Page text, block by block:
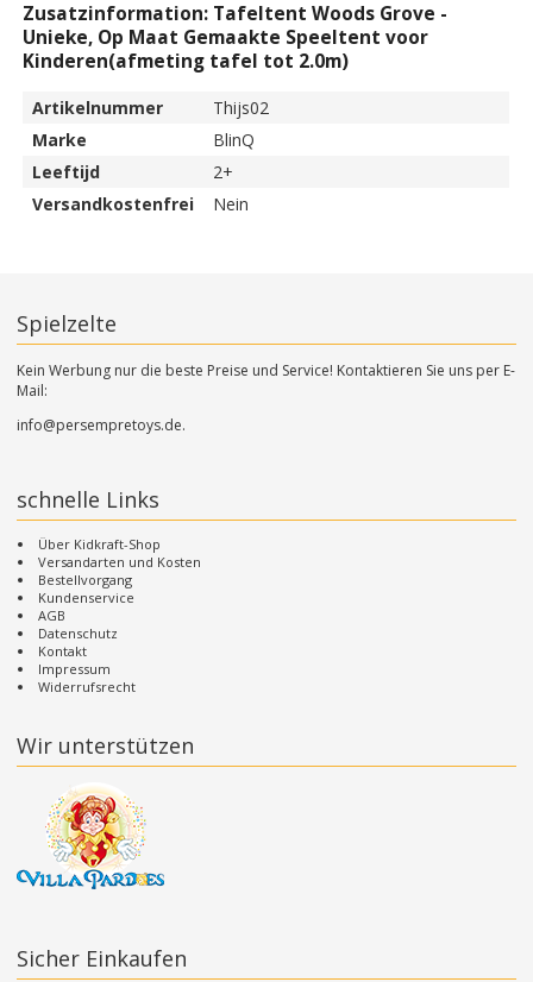
Zusatzinformation: Tafeltent Woods Grove -
Unieke, Op Maat Gemaakte Speeltent voor
Kinderen(afmeting tafel tot 2.0m)
Artikelnummer
Thijs02
Marke
BlinQ
Leeftijd
2+
Versandkostenfrei
Nein
Spielzelte
Kein Werbung nur die beste Preise und Service! Kontaktieren Sie uns per E-
Mail:
info@persempretoys.de.
schnelle Links
Über Kidkraft-Shop
Versandarten und Kosten
Bestellvorgang
Kundenservice
AGB
Datenschutz
Kontakt
Impressum
Widerrufsrecht
Wir unterstützen
Sicher Einkaufen